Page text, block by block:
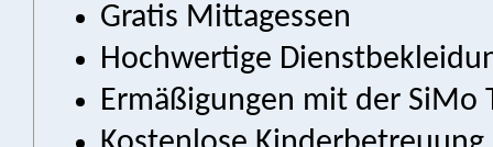
Gratis Mittagessen
Hochwertige
Ermäßigungen mit der SiMo